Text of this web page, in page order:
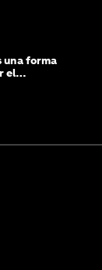
una forma
el